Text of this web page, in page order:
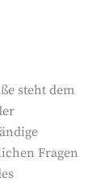
steht dem
Fragen